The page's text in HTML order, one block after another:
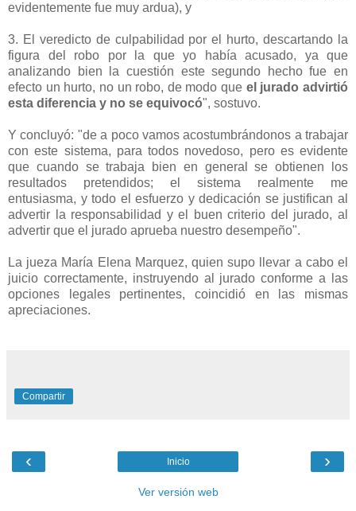
evidentemente fue muy ardua), y
3. El veredicto de culpabilidad por el hurto, descartando la
figura del robo por la que yo había acusado, ya que
analizando bien la cuestión este segundo hecho fue en
efecto un hurto, no un robo, de modo que el jurado advirtió
esta diferencia y no se equivocó", sostuvo.
Y concluyó: "de a poco vamos acostumbrándonos a trabajar
con este sistema, para todos novedoso, pero es evidente
que cuando se trabaja bien en general se obtienen los
resultados pretendidos; el sistema realmente me
entusiasma, y todo el esfuerzo y dedicación se justifican al
advertir la responsabilidad y el buen criterio del jurado, al
advertir que el jurado aprueba nuestro desempeño".
La jueza María Elena Marquez, quien supo llevar a cabo el
juicio correctamente, instruyendo al jurado conforme a las
opciones legales pertinentes, coincidió en las mismas
apreciaciones.
Compartir
‹ ›
Inicio
Ver versión web